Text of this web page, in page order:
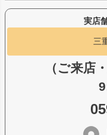
実店
三
（ご来店